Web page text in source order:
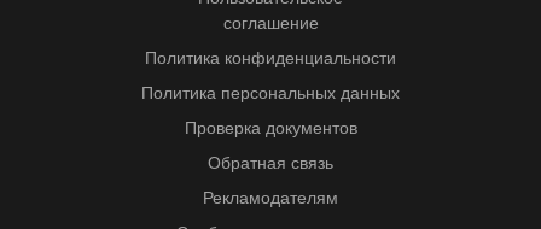
соглашение
Политика конфиденциальности
Политика персональных данных
Проверка документов
Обратная связь
Рекламодателям